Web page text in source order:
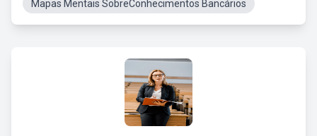
Mapas Mentais SobreConhecimentos Bancários